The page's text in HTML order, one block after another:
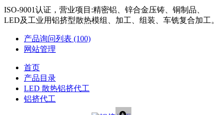
ISO-9001认证，营业项目:精密铝、锌合金压铸、铜制品、
LED及工业用铝挤型散热模组、加工、组装、车铣复合加工。
产品询问列表 (100)
网站管理
首页
产品目录
LED 散热铝挤代工
铝挤代工